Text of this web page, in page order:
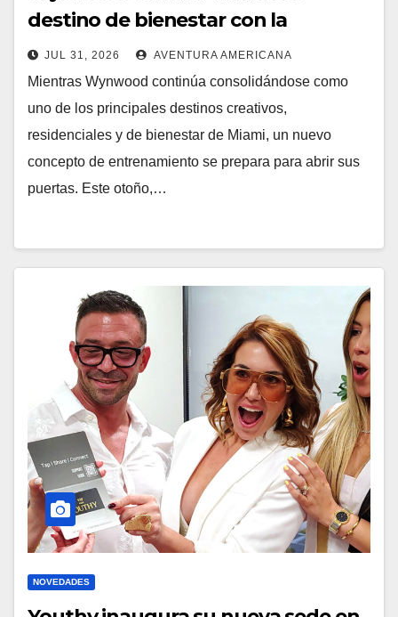
destino de bienestar con la
apertura de UNLOCK
JUL 31, 2026 AVENTURA AMERICANA
Mientras Wynwood continúa consolidándose como
uno de los principales destinos creativos,
residenciales y de bienestar de Miami, un nuevo
concepto de entrenamiento se prepara para abrir sus
puertas. Este otoño,…
NOVEDADES